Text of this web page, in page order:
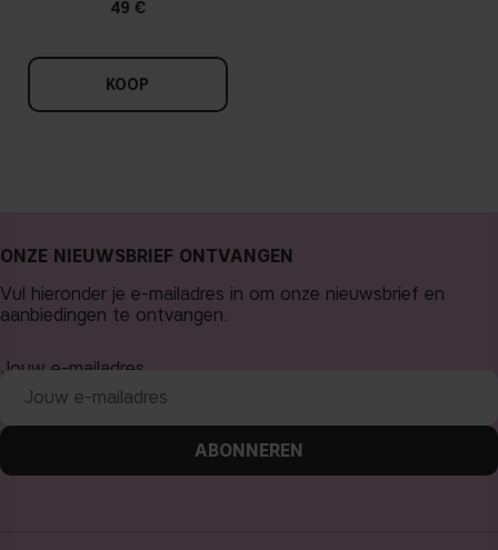
49 €
KOOP
ONZE NIEUWSBRIEF ONTVANGEN
Vul hieronder je e-mailadres in om onze nieuwsbrief en
aanbiedingen te ontvangen.
Jouw e-mailadres
ABONNEREN